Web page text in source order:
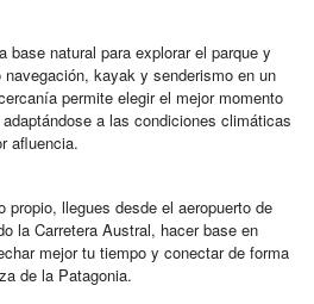
base natural para explorar el parque y
kayak y senderismo en un
permite elegir el mejor momento
a las condiciones climáticas
afluencia.
llegues desde el aeropuerto de
la Carretera Austral, hacer base en
mejor tu tiempo y conectar de forma
de la Patagonia.